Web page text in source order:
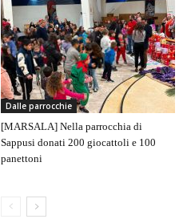
Dalle parrocchie
[MARSALA] Nella parrocchia di
Sappusi donati 200 giocattoli e 100
panettoni